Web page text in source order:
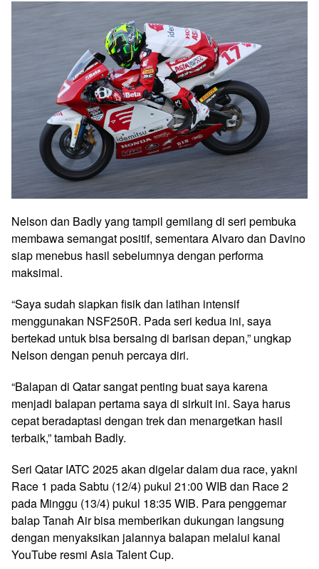
Nelson dan Badly yang tampil gemilang di seri pembuka
membawa semangat positif, sementara Alvaro dan Davino
siap menebus hasil sebelumnya dengan performa
maksimal.
“Saya sudah siapkan fisik dan latihan intensif
menggunakan NSF250R. Pada seri kedua ini, saya
bertekad untuk bisa bersaing di barisan depan,” ungkap
Nelson dengan penuh percaya diri.
“Balapan di Qatar sangat penting buat saya karena
menjadi balapan pertama saya di sirkuit ini. Saya harus
cepat beradaptasi dengan trek dan menargetkan hasil
terbaik,” tambah Badly.
Seri Qatar IATC 2025 akan digelar dalam dua race, yakni
Race 1 pada Sabtu (12/4) pukul 21:00 WIB dan Race 2
pada Minggu (13/4) pukul 18:35 WIB. Para penggemar
balap Tanah Air bisa memberikan dukungan langsung
dengan menyaksikan jalannya balapan melalui kanal
YouTube resmi Asia Talent Cup.